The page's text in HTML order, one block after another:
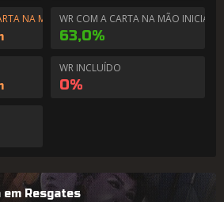
NA MÃOWR COM A CARTA NA MÃO INICIAL
63,0%
WR INCLUÍDO
0%
Resgates